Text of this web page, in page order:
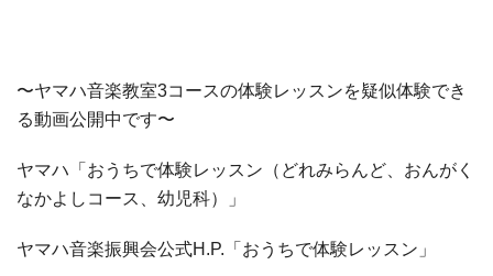
〜ヤマハ音楽教室3コースの体験レッスンを疑似体験でき
る動画公開中です〜
ヤマハ「おうちで体験レッスン（どれみらんど、おんがく
なかよしコース、幼児科）」
ヤマハ音楽振興会公式H.P.「おうちで体験レッスン」